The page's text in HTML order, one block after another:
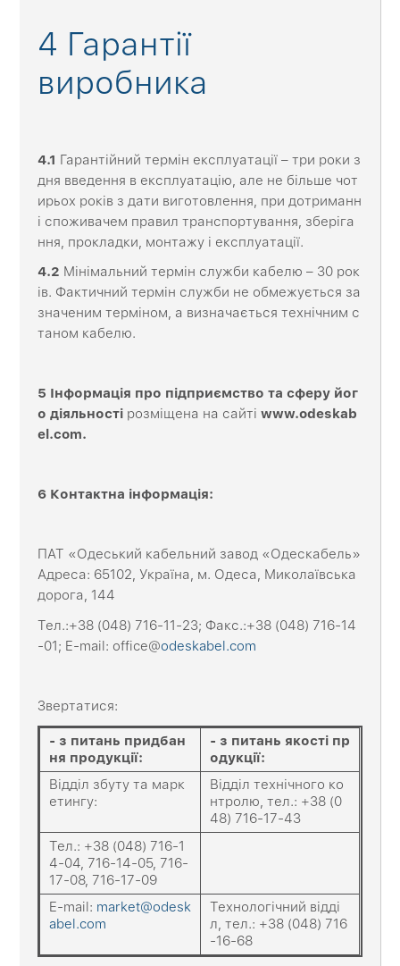
4 Гарантії
виробника
4.1 Гарантійний термін експлуатації – три роки з
дня введення в експлуатацію, але не більше чот
ирьох років з дати виготовлення, при дотриманн
і споживачем правил транспортування, зберіга
ння, прокладки, монтажу і експлуатації.
4.2 Мінімальний термін служби кабелю – 30 рок
ів. Фактичний термін служби не обмежується за
значеним терміном, а визначається технічним с
таном кабелю.
5 Інформація про підприємство та сферу йог
о діяльності розміщена на сайтіwww.odeskab
el.com.
6 Контактна інформація:
ПАТ «Одеський кабельний завод «Одескабель»
Адреса: 65102, Україна, м. Одеса, Миколаївська
дорога, 144
Тел.:+38 (048) 716-11-23; Факс.:+38 (048) 716-14
-01; E-mail: office@odeskabel.com
Звертатися:
- з питань придбан
ня продукції:
- з питань якості пр
одукції:
Відділ збуту та марк
етингу:
Відділ технічного ко
нтролю, тел.: +38 (0
48) 716-17-43
Тел.: +38 (048) 716-1
4-04, 716-14-05, 716-
17-08, 716-17-09
E-mail: market@odesk
abel.com
Технологічний відді
л, тел.: +38 (048) 716
-16-68